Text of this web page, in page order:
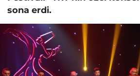
sona erdi.